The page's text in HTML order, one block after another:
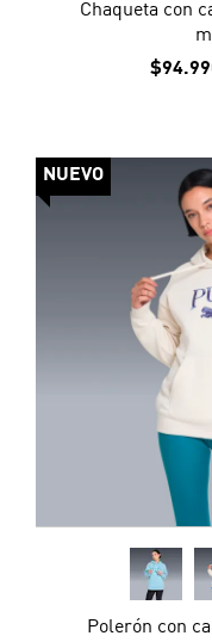
Chaqueta con
NUEVO
Polerón con